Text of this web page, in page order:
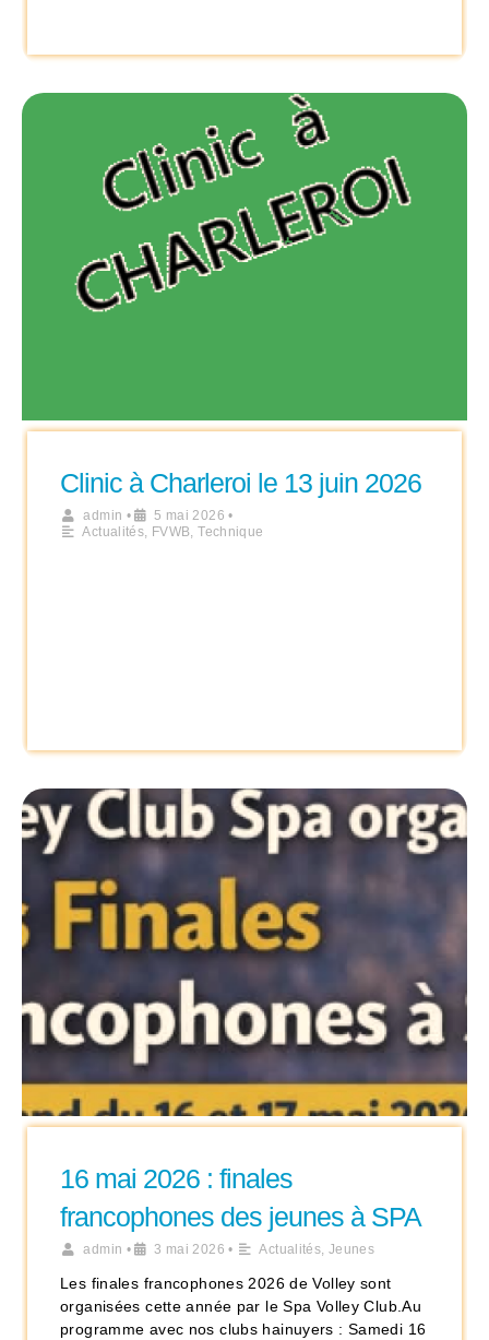
Clinic à Charleroi le 13 juin 2026
admin • 5 mai 2026 •
Actualités, FVWB,Technique
16 mai 2026 : finales
francophones des jeunes à SPA
admin • 3 mai 2026 • Actualités, Jeunes
Les finales francophones 2026 de Volley sont
organisées cette année par le Spa Volley Club.Au
programme avec nos clubs hainuyers : Samedi 16